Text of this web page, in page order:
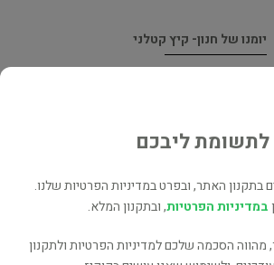
יומנו של חנון- קיץ קטלני
יומנו של חנון הספר שהצחיק מיליונים
הומור/סאטירה
לתשומת ליבכם
בתקנון האתר, ובפרט במדיניות הפרטיות שלנו.
במדיניות הפרטיות, ובתקנון המלא.
הסכמה שלכם למדיניות הפרטיות ולתקנון